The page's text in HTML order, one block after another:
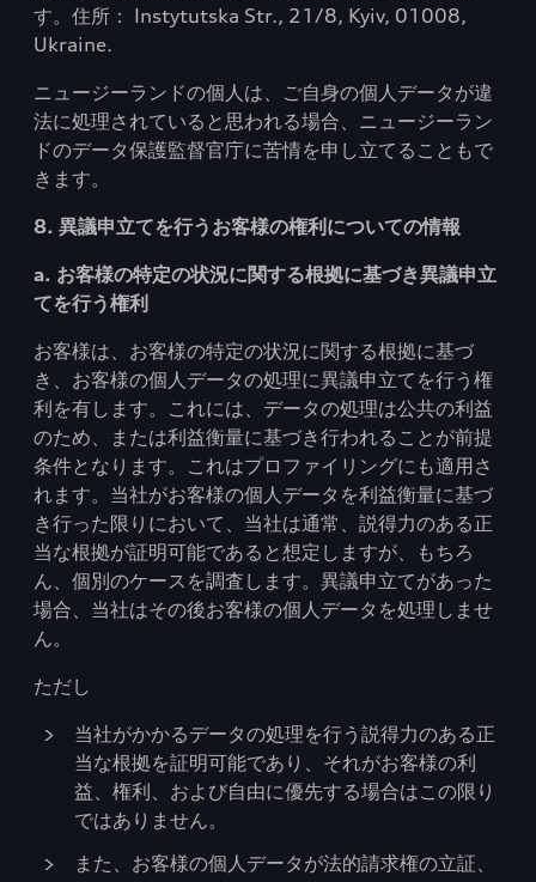
す。住所： Instytutska Str., 21/8, Kyiv, 01008,
Ukraine.
ニュージーランドの個人は、ご自身の個人データが違
法に処理されていると思われる場合、ニュージーラン
ドのデータ保護監督官庁に苦情を申し立てることもで
きます。
8. 異議申立てを行うお客様の権利についての情報
a. お客様の特定の状況に関する根拠に基づき異議申立
てを行う権利
お客様は、お客様の特定の状況に関する根拠に基づ
き、お客様の個人データの処理に異議申立てを行う権
利を有します。これには、データの処理は公共の利益
のため、または利益衡量に基づき行われることが前提
条件となります。これはプロファイリングにも適用さ
れます。当社がお客様の個人データを利益衡量に基づ
き行った限りにおいて、当社は通常、説得力のある正
当な根拠が証明可能であると想定しますが、もちろ
ん、個別のケースを調査します。異議申立てがあった
場合、当社はその後お客様の個人データを処理しませ
ん。
ただし
当社がかかるデータの処理を行う説得力のある正
当な根拠を証明可能であり、それがお客様の利
益、権利、および自由に優先する場合はこの限り
ではありません。
また、お客様の個人データが法的請求権の立証、